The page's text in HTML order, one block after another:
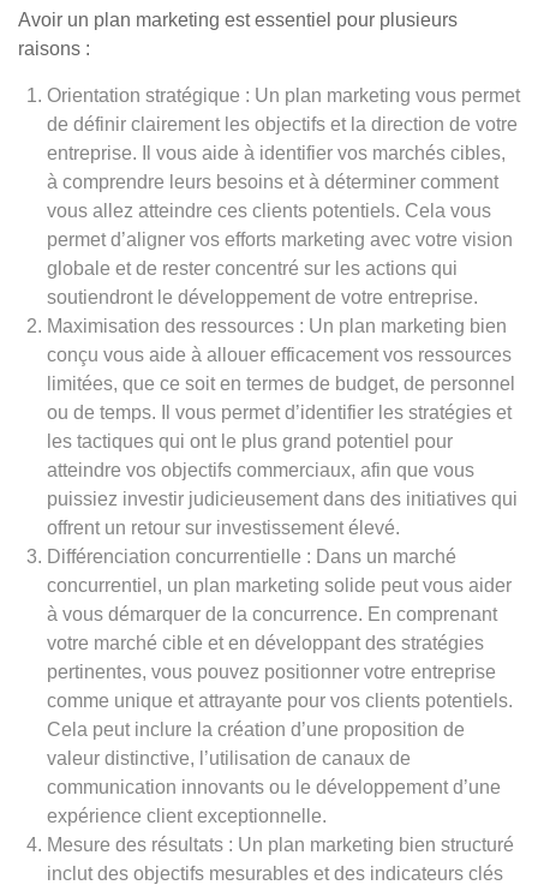
Avoir un plan marketing est essentiel pour plusieurs
raisons :
Orientation stratégique : Un plan marketing vous permet
de définir clairement les objectifs et la direction de votre
entreprise. Il vous aide à identifier vos marchés cibles,
à comprendre leurs besoins et à déterminer comment
vous allez atteindre ces clients potentiels. Cela vous
permet d’aligner vos efforts marketing avec votre vision
globale et de rester concentré sur les actions qui
soutiendront le développement de votre entreprise.
Maximisation des ressources : Un plan marketing bien
conçu vous aide à allouer efficacement vos ressources
limitées, que ce soit en termes de budget, de personnel
ou de temps. Il vous permet d’identifier les stratégies et
les tactiques qui ont le plus grand potentiel pour
atteindre vos objectifs commerciaux, afin que vous
puissiez investir judicieusement dans des initiatives qui
offrent un retour sur investissement élevé.
Différenciation concurrentielle : Dans un marché
concurrentiel, un plan marketing solide peut vous aider
à vous démarquer de la concurrence. En comprenant
votre marché cible et en développant des stratégies
pertinentes, vous pouvez positionner votre entreprise
comme unique et attrayante pour vos clients potentiels.
Cela peut inclure la création d’une proposition de
valeur distinctive, l’utilisation de canaux de
communication innovants ou le développement d’une
expérience client exceptionnelle.
Mesure des résultats : Un plan marketing bien structuré
inclut des objectifs mesurables et des indicateurs clés